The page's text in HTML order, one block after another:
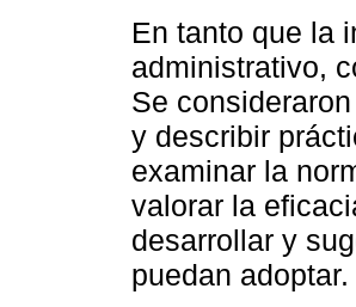
En tanto que la
administrativo,
Se
y describir
examinar la
valorar la
desarrollar y
puedan adoptar.